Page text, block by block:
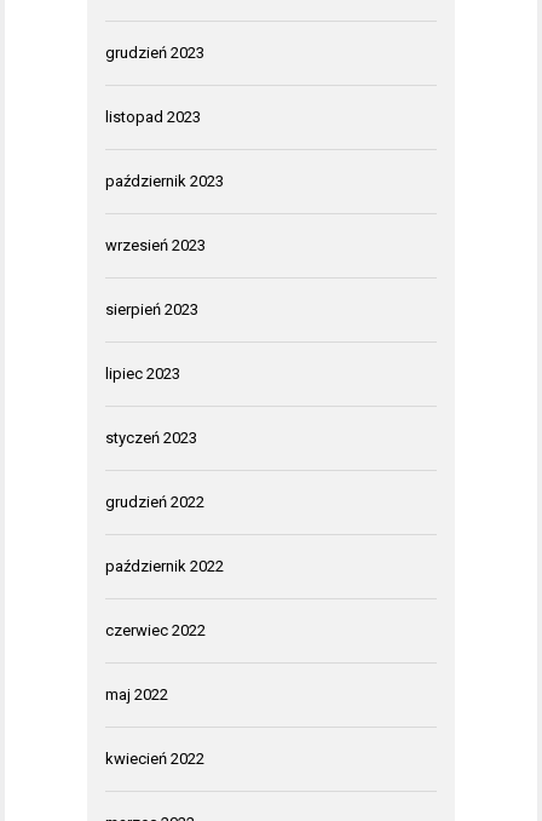
grudzień 2023
listopad 2023
październik 2023
wrzesień 2023
sierpień 2023
lipiec 2023
styczeń 2023
grudzień 2022
październik 2022
czerwiec 2022
maj 2022
kwiecień 2022